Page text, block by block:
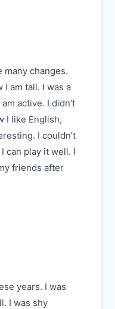
many changes.
I am tall. I was a
active. I didn’t
I like English,
I couldn’t
can play it well. I
friends after
years. I was
I was shy